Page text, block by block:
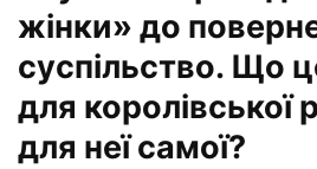
жінки» до
суспільство. Що
для королівської
для неї самої?